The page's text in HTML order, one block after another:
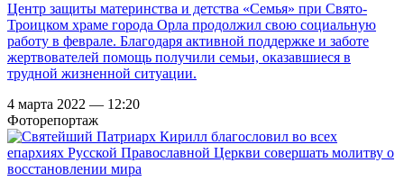
Центр защиты материнства и детства «Семья» при Свято-
Троицком храме города Орла продолжил свою социальную
работу в феврале. Благодаря активной поддержке и заботе
жертвователей помощь получили семьи, оказавшиеся в
трудной жизненной ситуации.
4 марта 2022 — 12:20
Фоторепортаж